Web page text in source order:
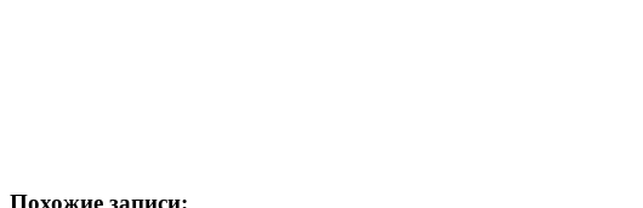
Похожие записи: